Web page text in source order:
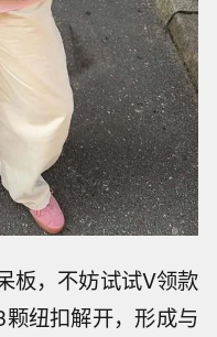
板，不妨试试V领款
纽扣解开，形成与